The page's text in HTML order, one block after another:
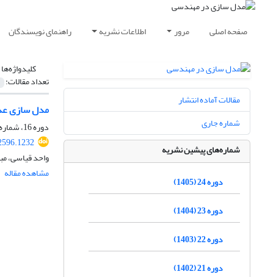
صفحه اصلی مرور اطلاعات نشریه راهنمای نویسندگان
تعداد مقالات:
مدل سازی
دوره 16، شماره 55، زمستان 1397، صفحه
واحد قیاسی،
مشاهده مقاله
مقالات آماده انتشار
شماره جاری
شماره‌های پیشین نشریه
دوره 24 (1405)
دوره 23 (1404)
دوره 22 (1403)
دوره 21 (1402)